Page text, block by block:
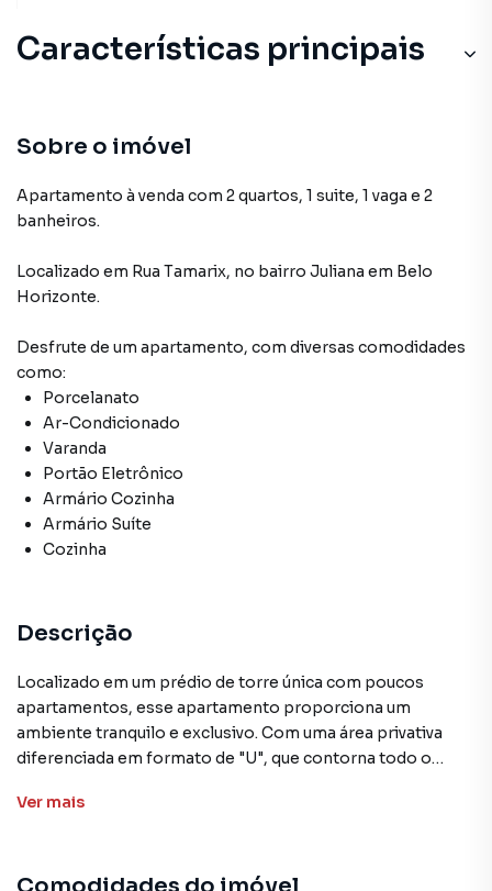
Características principais
Ar-Condicionado
Porcelanato
Decorado
Sobre o imóvel
Apartamento à venda com 2 quartos, 1 suite, 1 vaga e 2
banheiros.
Localizado em Rua Tamarix, no bairro Juliana em Belo
Horizonte.
Desfrute de um apartamento, com diversas comodidades
como:
Porcelanato
Ar-Condicionado
Varanda
Portão Eletrônico
Armário Cozinha
Armário Suíte
Cozinha
Descrição
Localizado em um prédio de torre única com poucos
apartamentos, esse apartamento proporciona um
ambiente tranquilo e exclusivo. Com uma área privativa
diferenciada em formato de "U", que contorna todo o
espaço e privacidade.
ambientes e os dois quartos possuem armários
Ver mais